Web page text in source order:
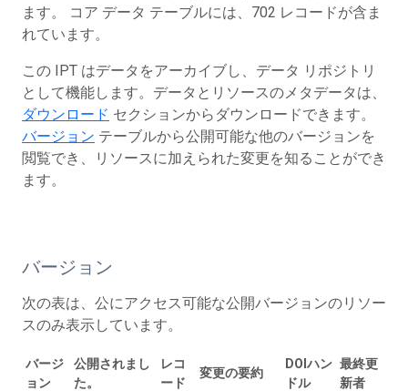
ます。 コア データ テーブルには、702 レコードが含ま
れています。
この IPT はデータをアーカイブし、データ リポジトリ
として機能します。データとリソースのメタデータは、
ダウンロード セクションからダウンロードできます。
バージョン テーブルから公開可能な他のバージョンを
閲覧でき、リソースに加えられた変更を知ることができ
ます。
バージョン
次の表は、公にアクセス可能な公開バージョンのリソー
スのみ表示しています。
バージ
ョン
公開されまし
た。
レコ
ード
変更の要約
DOIハン
ドル
最終更
新者